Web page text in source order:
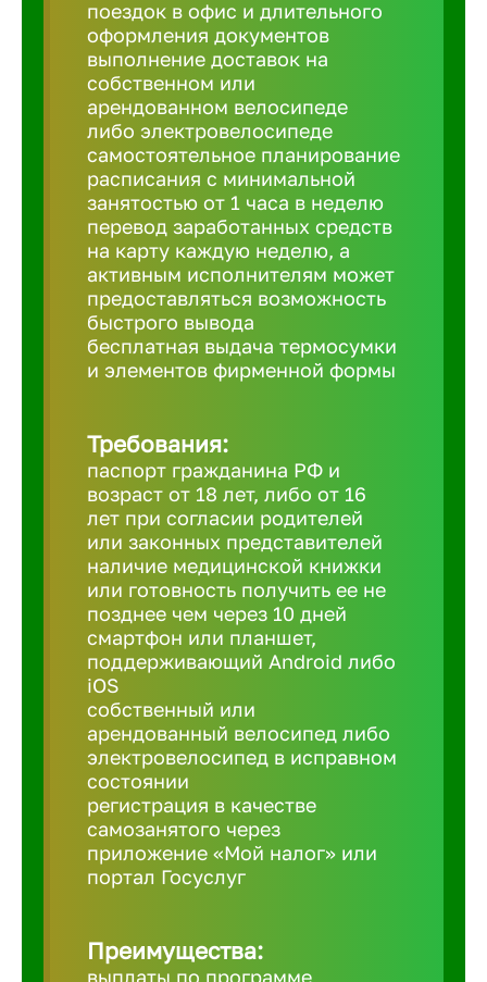
Батайск
Бирск
поездок в офис и длительного
оформления документов
выполнение доставок на
собственном или
арендованном велосипеде
либо электровелосипеде
самостоятельное планирование
расписания с минимальной
занятостью от 1 часа в неделю
перевод заработанных средств
на карту каждую неделю, а
активным исполнителям может
предоставляться возможность
быстрого вывода
бесплатная выдача термосумки
и элементов фирменной формы
Требования:
паспорт гражданина РФ и
возраст от 18 лет, либо от 16
лет при согласии родителей
или законных представителей
наличие медицинской книжки
или готовность получить ее не
позднее чем через 10 дней
смартфон или планшет,
поддерживающий Android либо
iOS
собственный или
арендованный велосипед либо
электровелосипед в исправном
состоянии
регистрация в качестве
самозанятого через
приложение «Мой налог» или
портал Госуслуг
Преимущества:
выплаты по программе